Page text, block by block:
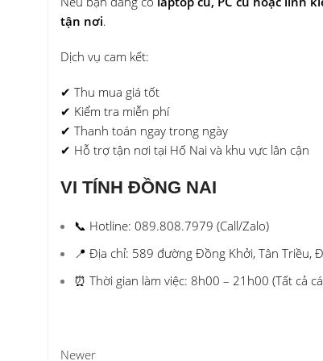
tận nơi.
Dịch vụ cam kết:
✔ Thu mua giá tốt
✔ Kiểm tra miễn phí
✔ Thanh toán ngay trong ngày
✔ Hỗ trợ tận nơi tại Hố Nai và khu vực lân cận
VI TÍNH ĐỒNG NAI
📞 Hotline: 089.808.7979 (Call/Zalo)
📍 Địa chỉ: 589 đường Đồng Khởi, Tân Triều,
⏰ Thời gian làm việc: 8h00 – 21h00 (Tất cả
Newer